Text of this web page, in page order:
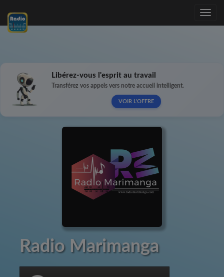
Toggle
Libérez-vous l'esprit au travail
Transférez vos appels vers notre accueil intelligent.
VOIR L'OFFRE
Radio Marimanga